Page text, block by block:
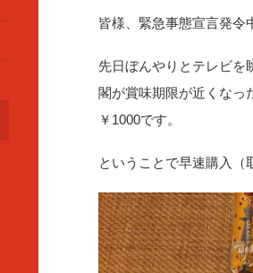
皆様、緊急事態宣言発令
先日ぼんやりとテレビを
閣が賞味期限が近くな
￥1000です。
ということで早速購入（